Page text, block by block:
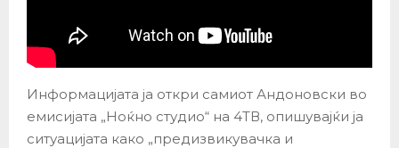
Информацијата ја откри самиот Андоновски во
емисијата „Ноќно студио“ на 4ТВ, опишувајќи ја
ситуацијата како „предизвикувачка и